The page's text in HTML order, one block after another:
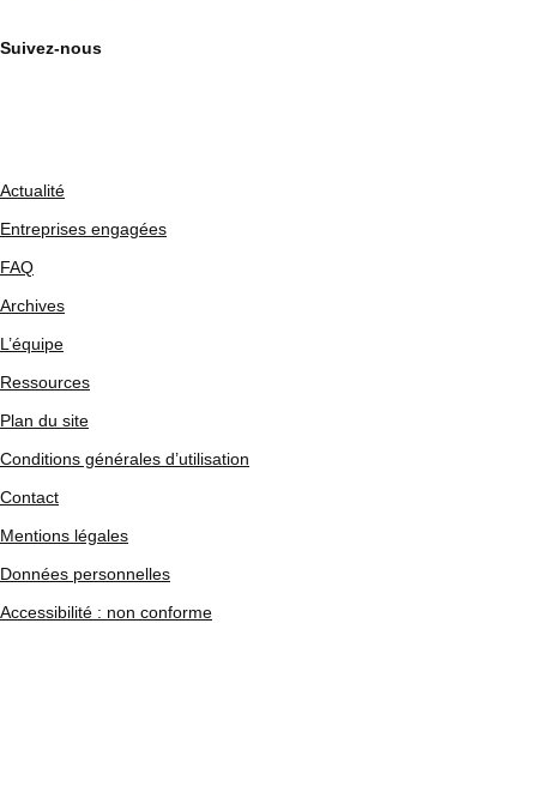
Suivez-nous
Actualité
Entreprises engagées
FAQ
Archives
L’équipe
Ressources
Plan du site
Conditions générales d’utilisation
Contact
Mentions légales
Données personnelles
Accessibilité : non conforme